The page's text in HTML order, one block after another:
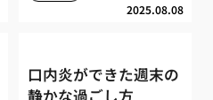
2025.08.08
口内炎ができた週末の
静かな過ごし方